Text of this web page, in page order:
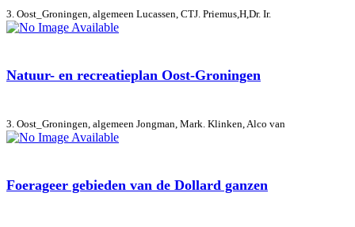
3. Oost_Groningen, algemeen Lucassen, CTJ. Priemus,H,Dr. Ir.
Natuur- en recreatieplan Oost-Groningen
3. Oost_Groningen, algemeen Jongman, Mark. Klinken, Alco van
Foerageer gebieden van de Dollard ganzen